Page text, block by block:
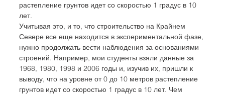
растепление грунтов идет со скоростью 1 градус в 10
лет.
Учитывая это, и то, что строительство на Крайнем
Севере все еще находится в экспериментальной фазе,
нужно продолжать вести наблюдения за основаниями
строений. Например, мои студенты взяли данные за
1968, 1980, 1998 и 2006 годы и, изучив их, пришли к
выводу, что на уровне от 0 до 10 метров растепление
грунтов идет со скоростью 1 градус в 10 лет. Чем